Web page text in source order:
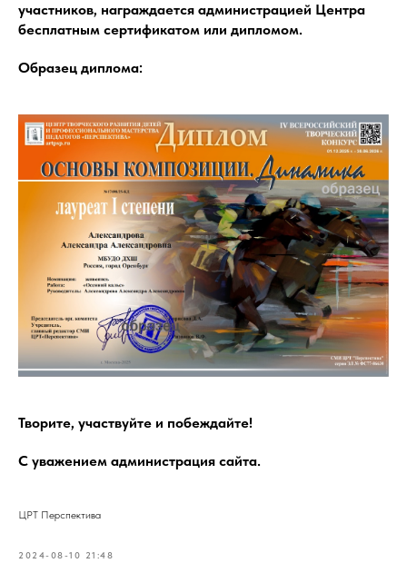
участников, награждается администрацией Центра
бесплатным сертификатом или дипломом.
Образец диплома:
Творите, участвуйте и побеждайте!
С уважением администрация сайта.
ЦРТ Перспектива
2024-08-10 21:48